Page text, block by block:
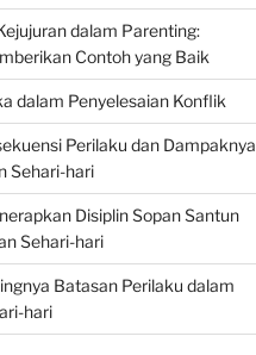
dalam Parenting:
Contoh yang Baik
dalam Penyelesaian Konflik
Perilaku dan Dampaknya
Sehari-hari
Disiplin Sopan Santun
Sehari-hari
Batasan Perilaku dalam
hari